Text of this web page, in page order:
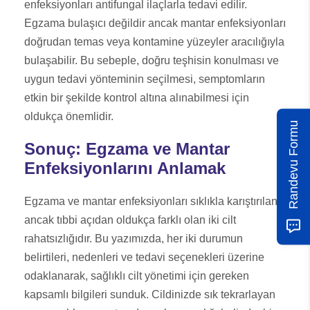
enfeksiyonları antifungal ilaçlarla tedavi edilir.
Egzama bulaşıcı değildir ancak mantar enfeksiyonları
doğrudan temas veya kontamine yüzeyler aracılığıyla
bulaşabilir. Bu sebeple, doğru teşhisin konulması ve
uygun tedavi yönteminin seçilmesi, semptomların
etkin bir şekilde kontrol altına alınabilmesi için
oldukça önemlidir.
Sonuç: Egzama ve Mantar
Enfeksiyonlarını Anlamak
Egzama ve mantar enfeksiyonları sıklıkla karıştırılan
ancak tıbbi açıdan oldukça farklı olan iki cilt
rahatsızlığıdır. Bu yazımızda, her iki durumun
belirtileri, nedenleri ve tedavi seçenekleri üzerine
odaklanarak, sağlıklı cilt yönetimi için gereken
kapsamlı bilgileri sunduk. Cildinizde sık tekrarlayan
Randevu Formu